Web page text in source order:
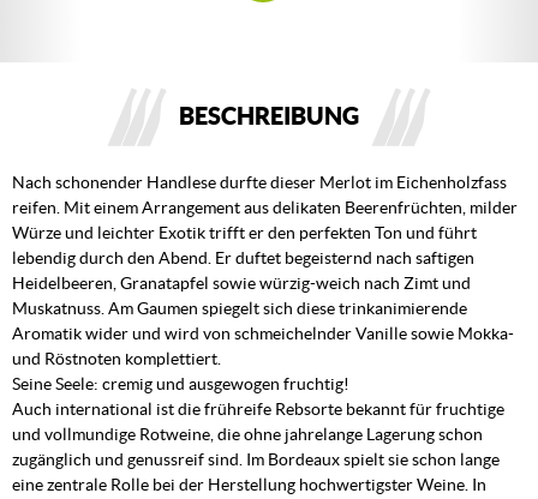
BESCHREIBUNG
Nach schonender Handlese durfte dieser Merlot im Eichenholzfass
reifen. Mit einem Arrangement aus delikaten Beerenfrüchten, milder
Würze und leichter Exotik trifft er den perfekten Ton und führt
lebendig durch den Abend. Er duftet begeisternd nach saftigen
Heidelbeeren, Granatapfel sowie würzig-weich nach Zimt und
Muskatnuss. Am Gaumen spiegelt sich diese trinkanimierende
Aromatik wider und wird von schmeichelnder Vanille sowie Mokka-
und Röstnoten komplettiert.
Seine Seele: cremig und ausgewogen fruchtig!
Auch international ist die frühreife Rebsorte bekannt für fruchtige
und vollmundige Rotweine, die ohne jahrelange Lagerung schon
zugänglich und genussreif sind. Im Bordeaux spielt sie schon lange
eine zentrale Rolle bei der Herstellung hochwertigster Weine. In